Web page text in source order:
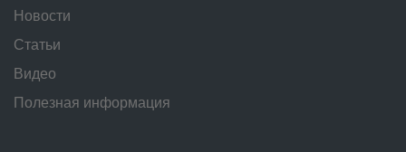
Новости
Статьи
Видео
Полезная информация